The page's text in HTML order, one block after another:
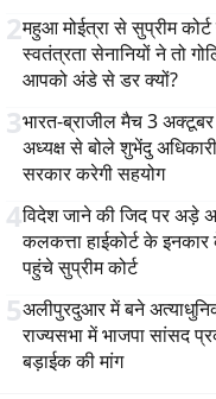
2महुआ मोईत्रा से सुप्रीम
स्वतंत्रता सेनानियों ने तो
आपको अंडे से डर क्यों?
3भारत-ब्राजील मैच 3
अध्यक्ष से बोले शुभेंदु
सरकार करेगी सहयोग
4विदेश जाने की जिद पर अड़े
कलकत्ता हाईकोर्ट के
पहुंचे सुप्रीम कोर्ट
5अलीपुरदुआर में बने
राज्यसभा में भाजपा सांसद
बड़ाईक की मांग